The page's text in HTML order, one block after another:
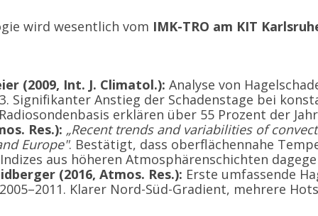
wird wesentlich vom IMK-TRO am KIT
(2009, Int. J. Climatol.): Analyse von
Signifikanter Anstieg der Schadenstage bei
erklären über 55 Prozent der
Res.): „Recent trends and variabilities of
Europe". Bestätigt, dass oberflächennahe
aus höheren Atmosphärenschichten
(2016, Atmos. Res.): Erste umfassende
Klarer Nord-Süd-Gradient, mehrere